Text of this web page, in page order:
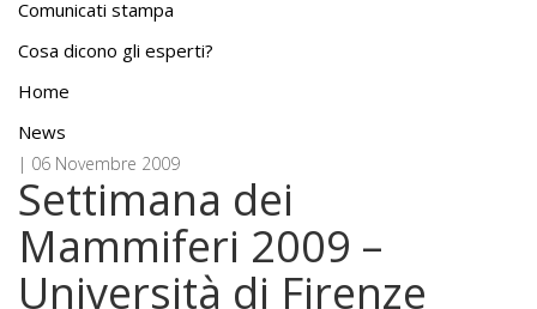
Comunicati stampa
Cosa dicono gli esperti?
Home
News
| 06 Novembre 2009
Settimana dei
Mammiferi 2009 –
Università di Firenze